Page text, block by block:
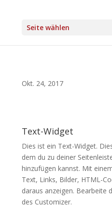
Seite wählen
Okt. 24, 2017
Text-Widget
Dies ist ein Text-Widget.
dem du zu deiner
hinzufügen kannst. Mit
Text, Links, Bilder, HTML-
daraus anzeigen. Bearbeite
des Customizer.